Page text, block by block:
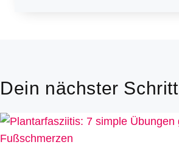
Dein nächster Schritt